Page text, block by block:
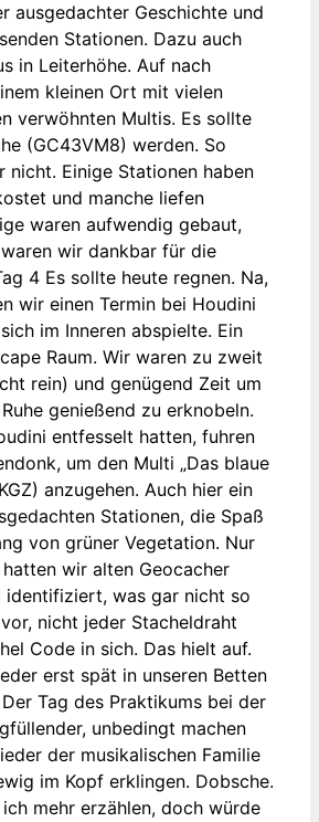
ausgedachter Geschichte und
Stationen. Dazu auch
in Leiterhöhe. Auf nach
kleinen Ort mit vielen
verwöhnten Multis. Es sollte
(GC43VM8) werden. So
nicht. Einige Stationen haben
und manche liefen
waren aufwendig gebaut,
wir dankbar für die
4 Es sollte heute regnen. Na,
wir einen Termin bei Houdini
im Inneren abspielte. Ein
Raum. Wir waren zu zweit
rein) und genügend Zeit um
genießend zu erknobeln.
entfesselt hatten, fuhren
um den Multi „Das blaue
anzugehen. Auch hier ein
Stationen, die Spaß
von grüner Vegetation. Nur
wir alten Geocacher
identifiziert, was gar nicht so
nicht jeder Stacheldraht
Code in sich. Das hielt auf.
erst spät in unseren Betten
Tag des Praktikums bei der
unbedingt machen
der musikalischen Familie
im Kopf erklingen. Dobsche.
mehr erzählen, doch würde